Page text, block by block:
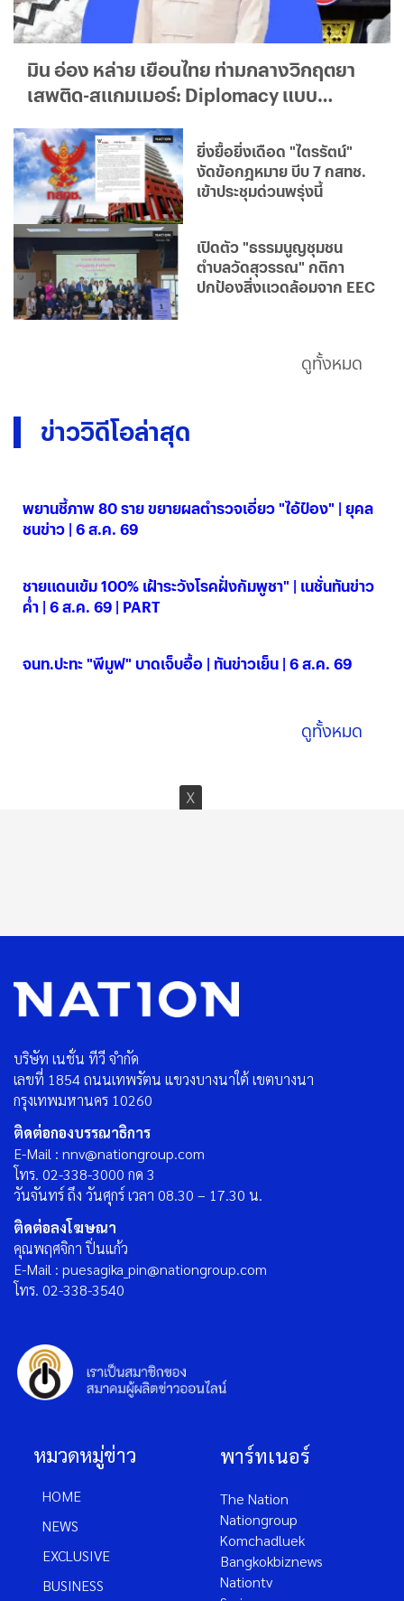
มิน อ่อง หล่าย เยือนไทย ท่ามกลางวิกฤตยา
เสพติด-สแกมเมอร์: Diplomacy แบบ
ยิ่งยื้อยิ่งเดือด "ไตรรัตน์"
งัดข้อกฎหมาย บีบ 7 กสทช.
เข้าประชุมด่วนพรุ่งนี้
เปิดตัว "ธรรมนูญชุมชน
ตำบลวัดสุวรรณ" กติกา
ปกป้องสิ่งแวดล้อมจาก EEC
ดูทั้งหมด
ข่าววิดีโอล่าสุด
พยานชี้ภาพ 80 ราย ขยายผลตำรวจเอี่ยว "ไอ้ป๋อง" | ยุคล
ชนข่าว | 6 ส.ค. 69
ชายแดนเข้ม 100% เฝ้าระวังโรคฝั่งกัมพูชา" | เนชั่นทันข่าว
ค่ำ | 6 ส.ค. 69 | PART
จนท.ปะทะ "พีมูฟ" บาดเจ็บอื้อ | ทันข่าวเย็น | 6 ส.ค. 69
ดูทั้งหมด
บริษัท เนชั่น ทีวี จำกัด
เลขที่ 1854 ถนนเทพรัตน แขวงบางนาใต้ เขตบางนา
กรุงเทพมหานคร 10260
ติดต่อกองบรรณาธิการ
E-Mail : nnv@nationgroup.com
โทร. 02-338-3000 กด 3
วันจันทร์ ถึง วันศุกร์ เวลา 08.30 – 17.30 น.
ติดต่อลงโฆษณา
คุณพฤศจิกา ปิ่นแก้ว
E-Mail : puesagika_pin@nationgroup.com
โทร. 02-338-3540
หมวดหมู่ข่าว
HOME
NEWS
EXCLUSIVE
BUSINESS
พาร์ทเนอร์
The Nation
Nationgroup
Komchadluek
Bangkokbiznews
Nationtv